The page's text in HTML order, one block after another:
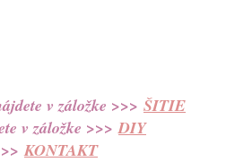
v záložke >>> ŠITIE
v záložke >>> DIY
KONTAKT